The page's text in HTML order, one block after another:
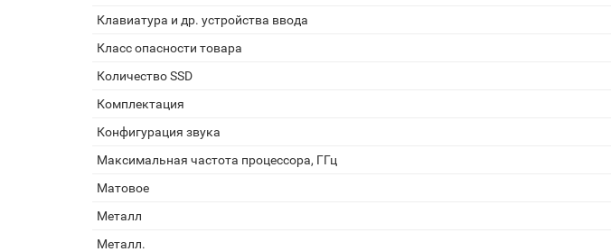
Клавиатура и др. устройства ввода
Класс опасности товара
Количество SSD
Комплектация
Конфигурация звука
Максимальная частота процессора, ГГц
Матовое
Металл
Металл.